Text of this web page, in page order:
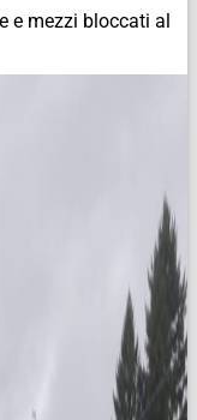
e mezzi bloccati al